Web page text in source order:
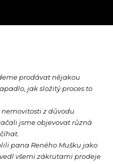
prodávat nějakou
jak složitý proces to
z důvodu
jsme objevovat různá
pana Reného Mušku jako
všemi zákrutami prodeje